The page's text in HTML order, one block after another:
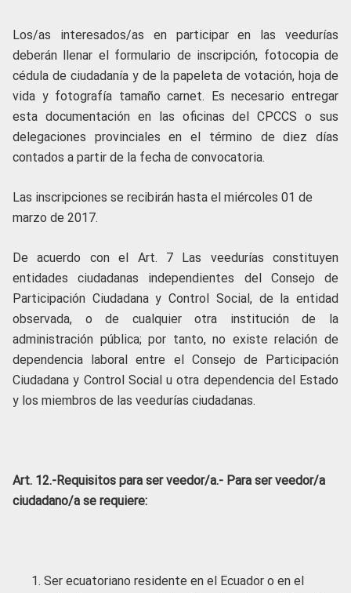
Los/as interesados/as en participar en las veedurías
deberán llenar el formulario de inscripción, fotocopia de
cédula de ciudadanía y de la papeleta de votación, hoja de
vida y fotografía tamaño carnet. Es necesario entregar
esta documentación en las oficinas del CPCCS o sus
delegaciones provinciales en el término de diez días
contados a partir de la fecha de convocatoria.
Las inscripciones se recibirán hasta el miércoles 01 de
marzo de 2017.
De acuerdo con el Art. 7 Las veedurías constituyen
entidades ciudadanas independientes del Consejo de
Participación Ciudadana y Control Social, de la entidad
observada, o de cualquier otra institución de la
administración pública; por tanto, no existe relación de
dependencia laboral entre el Consejo de Participación
Ciudadana y Control Social u otra dependencia del Estado
y los miembros de las veedurías ciudadanas.
Art. 12.-Requisitos para ser veedor/a.- Para ser veedor/a
ciudadano/a se requiere:
Ser ecuatoriano residente en el Ecuador o en el